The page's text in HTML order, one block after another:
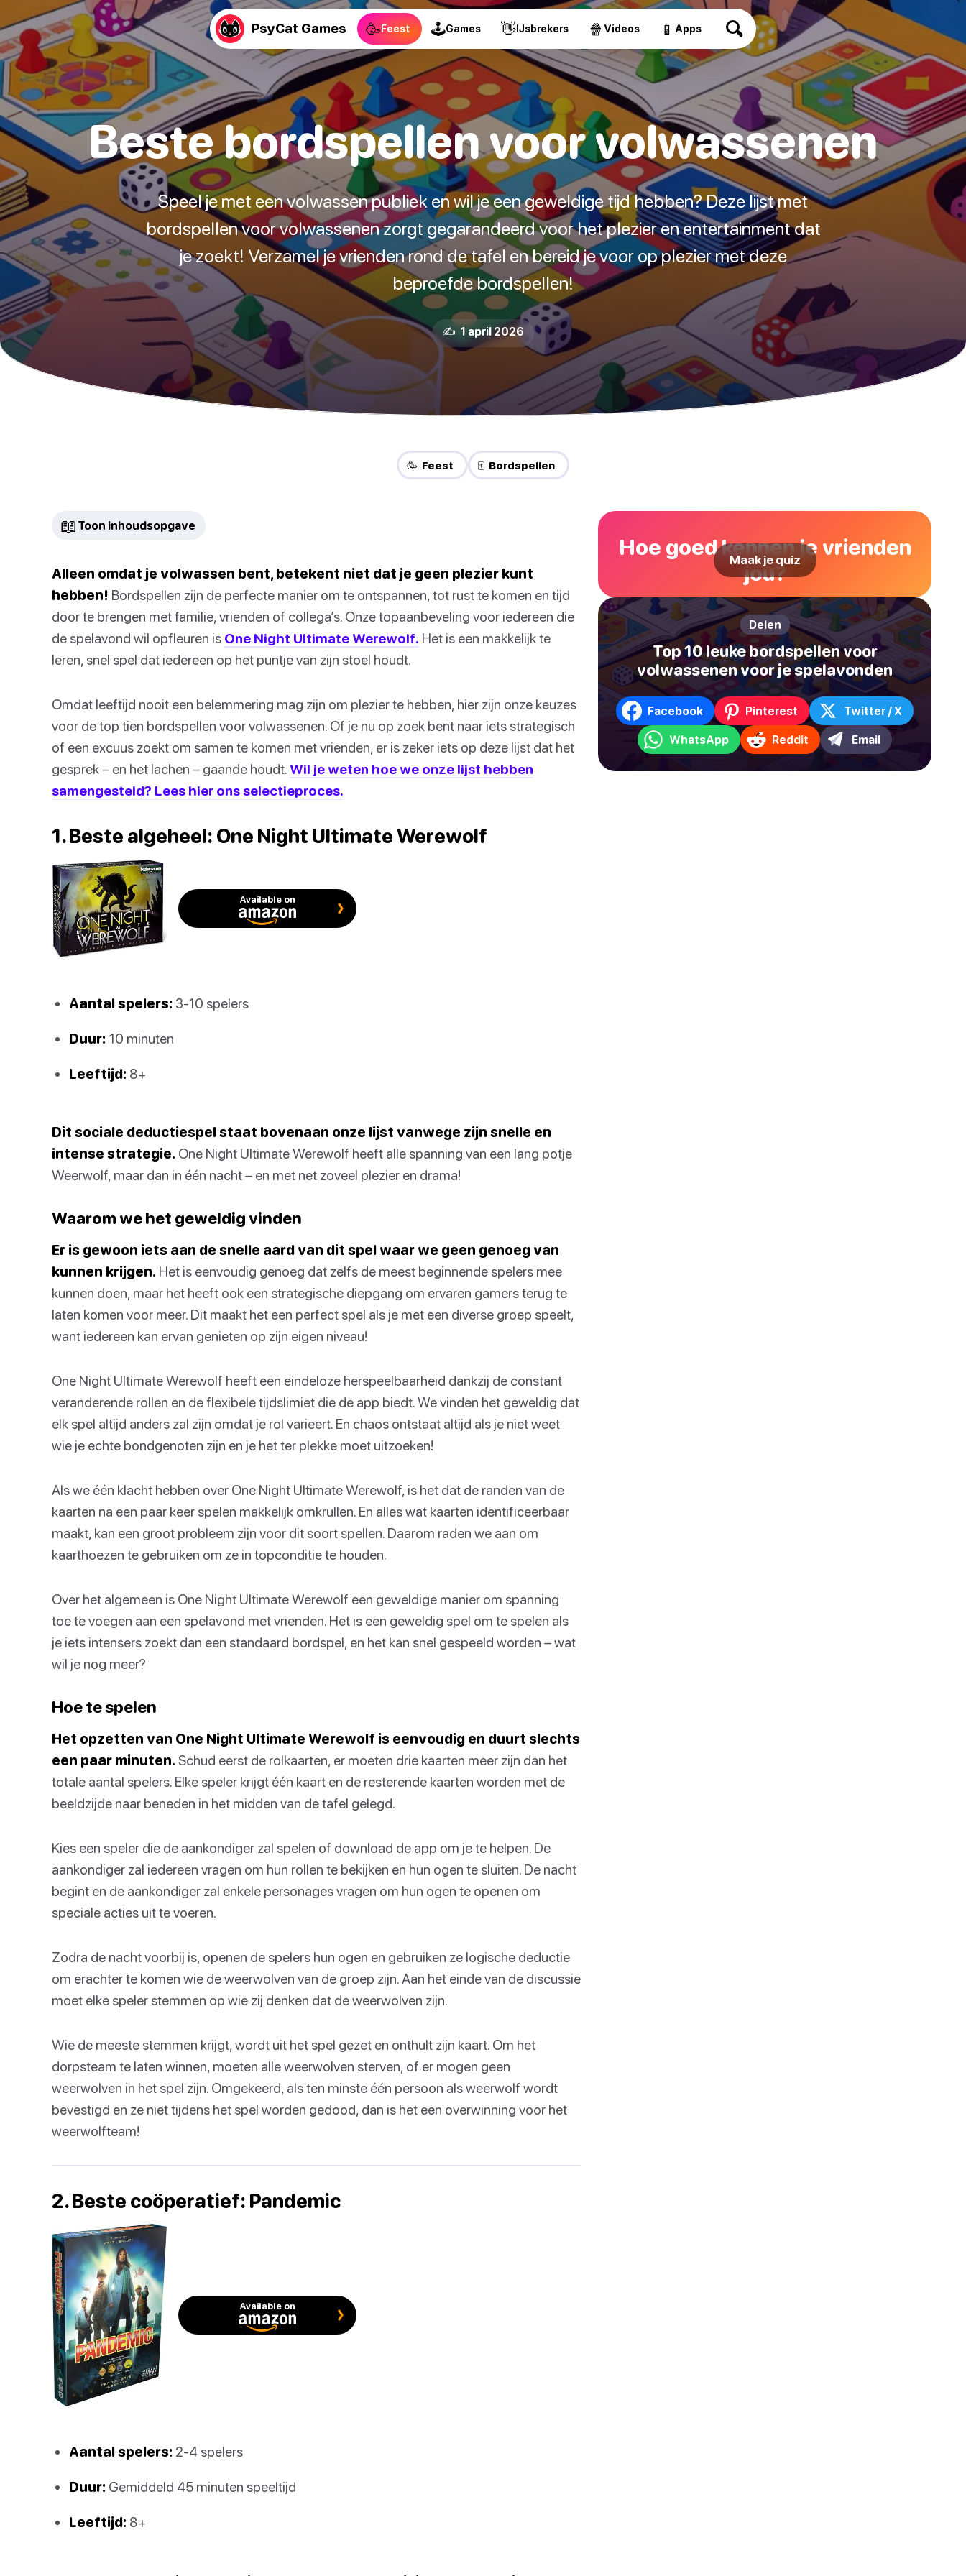
PsyCat Games 🥳Feest 🕹Games 👋IJsbrekers 🍿 Videos 📱 Apps
Beste bordspellen voor volwassenen
Speel je met een volwassen publiek en wil je een geweldige tijd hebben? Deze lijst met
bordspellen voor volwassenen zorgt gegarandeerd voor het plezier en entertainment dat
je zoekt! Verzamel je vrienden rond de tafel en bereid je voor op plezier met deze
beproefde bordspellen!
✍️ 1 april 2026
🥳 Feest 🀄 Bordspellen
📖 Toon inhoudsopgave
Alleen omdat je volwassen bent, betekent niet dat je geen plezier kunt
hebben! Bordspellen zijn de perfecte manier om te ontspannen, tot rust te komen en tijd
door te brengen met familie, vrienden of collega’s. Onze topaanbeveling voor iedereen die
de spelavond wil opfleuren is One Night Ultimate Werewolf. Het is een makkelijk te
leren, snel spel dat iedereen op het puntje van zijn stoel houdt.
Omdat leeftijd nooit een belemmering mag zijn om plezier te hebben, hier zijn onze keuzes
voor de top tien bordspellen voor volwassenen. Of je nu op zoek bent naar iets strategisch
of een excuus zoekt om samen te komen met vrienden, er is zeker iets op deze lijst dat het
gesprek – en het lachen – gaande houdt. Wil je weten hoe we onze lijst hebben
samengesteld? Lees hier ons selectieproces.
1. Beste algeheel: One Night Ultimate Werewolf
Available on
Aantal spelers: 3-10 spelers
Duur: 10 minuten
Leeftijd: 8+
Dit sociale deductiespel staat bovenaan onze lijst vanwege zijn snelle en
intense strategie. One Night Ultimate Werewolf heeft alle spanning van een lang potje
Weerwolf, maar dan in één nacht – en met net zoveel plezier en drama!
Waarom we het geweldig vinden
Er is gewoon iets aan de snelle aard van dit spel waar we geen genoeg van
kunnen krijgen. Het is eenvoudig genoeg dat zelfs de meest beginnende spelers mee
kunnen doen, maar het heeft ook een strategische diepgang om ervaren gamers terug te
laten komen voor meer. Dit maakt het een perfect spel als je met een diverse groep speelt,
want iedereen kan ervan genieten op zijn eigen niveau!
One Night Ultimate Werewolf heeft een eindeloze herspeelbaarheid dankzij de constant
veranderende rollen en de flexibele tijdslimiet die de app biedt. We vinden het geweldig dat
elk spel altijd anders zal zijn omdat je rol varieert. En chaos ontstaat altijd als je niet weet
wie je echte bondgenoten zijn en je het ter plekke moet uitzoeken!
Als we één klacht hebben over One Night Ultimate Werewolf, is het dat de randen van de
kaarten na een paar keer spelen makkelijk omkrullen. En alles wat kaarten identificeerbaar
maakt, kan een groot probleem zijn voor dit soort spellen. Daarom raden we aan om
kaarthoezen te gebruiken om ze in topconditie te houden.
Over het algemeen is One Night Ultimate Werewolf een geweldige manier om spanning
toe te voegen aan een spelavond met vrienden. Het is een geweldig spel om te spelen als
je iets intensers zoekt dan een standaard bordspel, en het kan snel gespeeld worden – wat
wil je nog meer?
Hoe te spelen
Het opzetten van One Night Ultimate Werewolf is eenvoudig en duurt slechts
een paar minuten. Schud eerst de rolkaarten, er moeten drie kaarten meer zijn dan het
totale aantal spelers. Elke speler krijgt één kaart en de resterende kaarten worden met de
beeldzijde naar beneden in het midden van de tafel gelegd.
Kies een speler die de aankondiger zal spelen of download de app om je te helpen. De
aankondiger zal iedereen vragen om hun rollen te bekijken en hun ogen te sluiten. De nacht
begint en de aankondiger zal enkele personages vragen om hun ogen te openen om
speciale acties uit te voeren.
Zodra de nacht voorbij is, openen de spelers hun ogen en gebruiken ze logische deductie
om erachter te komen wie de weerwolven van de groep zijn. Aan het einde van de discussie
moet elke speler stemmen op wie zij denken dat de weerwolven zijn.
Wie de meeste stemmen krijgt, wordt uit het spel gezet en onthult zijn kaart. Om het
dorpsteam te laten winnen, moeten alle weerwolven sterven, of er mogen geen
weerwolven in het spel zijn. Omgekeerd, als ten minste één persoon als weerwolf wordt
bevestigd en ze niet tijdens het spel worden gedood, dan is het een overwinning voor het
weerwolfteam!
2. Beste coöperatief: Pandemic
Available on
Aantal spelers: 2-4 spelers
Duur: Gemiddeld 45 minuten speeltijd
Leeftijd: 8+
Hoe goed kennen je vrienden
jou?
Maak je quiz
Delen
Top 10 leuke bordspellen voor
volwassenen voor je spelavonden
Facebook Pinterest Twitter / X
WhatsApp Reddit Email